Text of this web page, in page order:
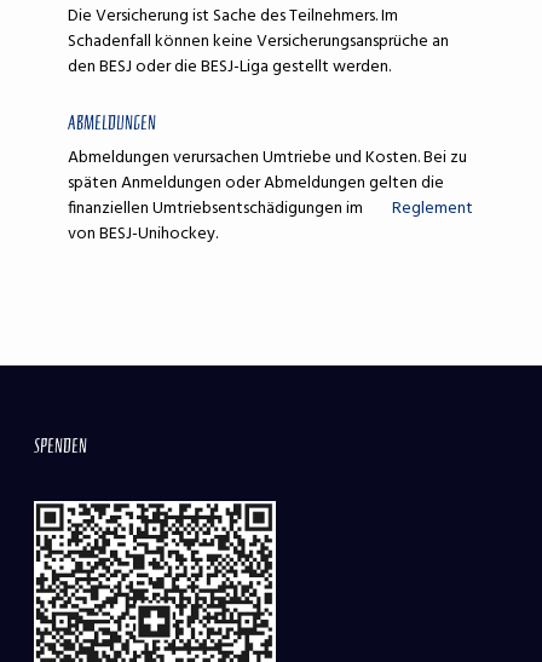
Die Versicherung ist Sache des Teilnehmers. Im
Schadenfall können ­keine Versicherungsansprüche an
den BESJ oder die BESJ-Liga gestellt werden.
ABMELDUNGEN
Abmeldungen verursachen Umtriebe und Kosten. Bei zu
späten Anmeldungen oder Abmeldungen gelten die
finanziellen Umtriebsentschädigungen im
Reglement
von BESJ-Unihockey.
SPENDEN